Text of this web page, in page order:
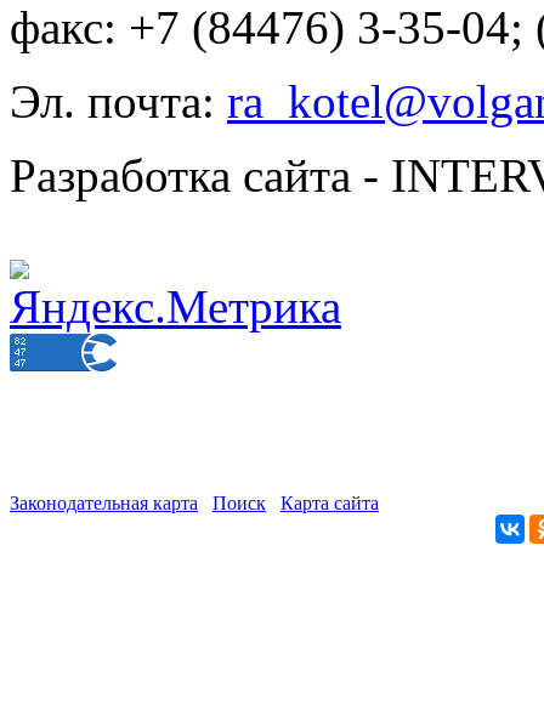
факс: +7 (84476) 3-35-04;
Эл. почта:
Разработка сайта -
Законодательная карта Поиск Карта сайта